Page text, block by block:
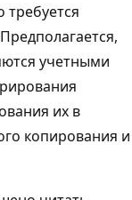
учетными
их в
копирования и